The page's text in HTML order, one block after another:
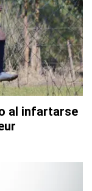
al infartarse